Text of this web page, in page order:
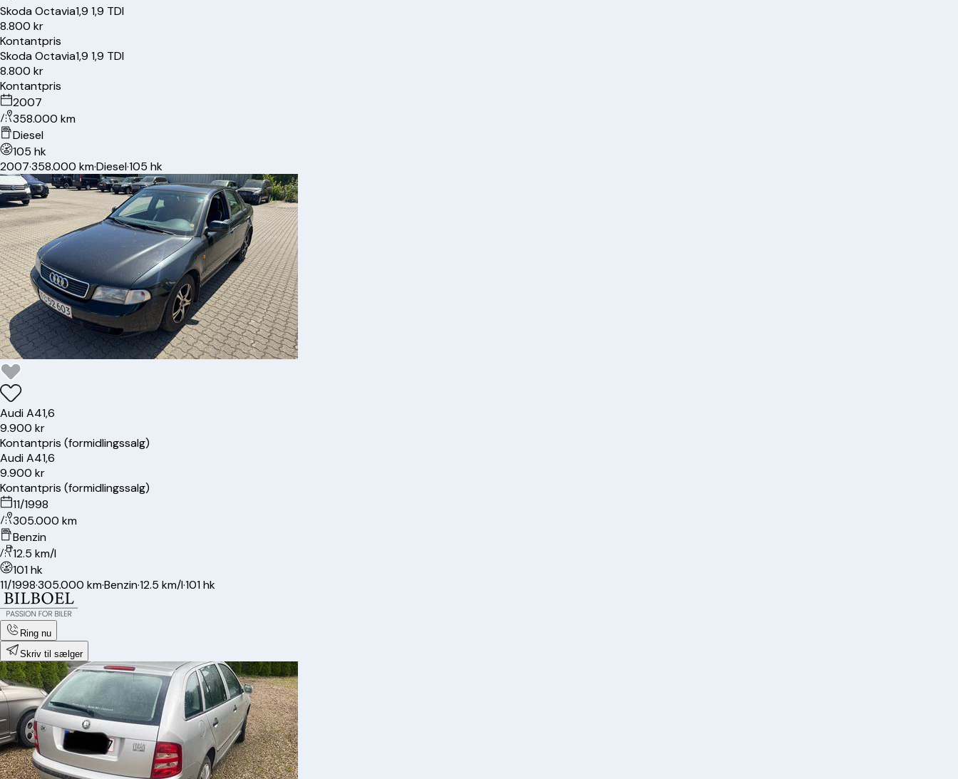
SkodaOctavia1,9 1,9 TDI
8.800 kr
Kontantpris
SkodaOctavia1,9 1,9 TDI
8.800 kr
Kontantpris
2007
358.000 km
Diesel
105 hk
2007·358.000 km·Diesel·105 hk
AudiA41,6
9.900 kr
Kontantpris (formidlingssalg)
AudiA41,6
9.900 kr
Kontantpris (formidlingssalg)
11/1998
305.000 km
Benzin
12.5 km/l
101 hk
11/1998·305.000 km·Benzin·12.5 km/l·101 hk
Ring nu
Skriv til sælger